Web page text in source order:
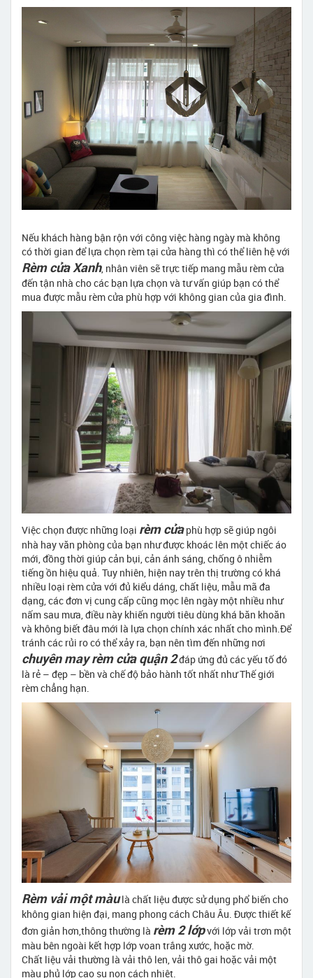
Nếu khách hàng bận rộn với công việc hàng ngày mà không
có thời gian để lựa chọn rèm tại cửa hàng thì có thể liên hệ với
Rèm cửa Xanh, nhân viên sẽ trực tiếp mang mẫu rèm cửa
đến tận nhà cho các bạn lựa chọn và tư vấn giúp bạn có thể
mua được mẫu rèm cửa phù hợp với không gian của gia đình.
Việc chọn được những loại rèm cửaphù hợp sẽ giúp ngôi
nhà hay văn phòng của bạn như được khoác lên một chiếc áo
mới, đồng thời giúp cản bụi, cản ánh sáng, chống ô nhiễm
tiếng ồn hiệu quả. Tuy nhiên, hiện nay trên thị trường có khá
nhiều loại rèm cửa với đủ kiểu dáng, chất liệu, mẫu mã đa
dạng, các đơn vị cung cấp cũng mọc lên ngày một nhiều như
nấm sau mưa, điều này khiến người tiêu dùng khá băn khoăn
và không biết đâu mới là lựa chọn chính xác nhất cho mình.Để
tránh các rủi ro có thể xảy ra, bạn nên tìm đến những nơi
chuyên may rèm cửa quận 2đáp ứng đủ các yếu tố đó
là rẻ – đẹp – bền và chế độ bảo hành tốt nhất như Thế giới
rèm chẳng hạn.
Rèm vải một màulà chất liệu được sử dụng phổ biến cho
không gian hiện đại, mang phong cách Châu Âu. Được thiết kế
đơn giản hơn,thông thường là rèm 2 lớpvới lớp vải trơn một
màu bên ngoài kết hợp lớp voan trắng xước, hoặc mờ.
Chất liệu vải thường là vải thô len, vải thô gai hoặc vải một
màu phủ lớp cao su non cách nhiệt.